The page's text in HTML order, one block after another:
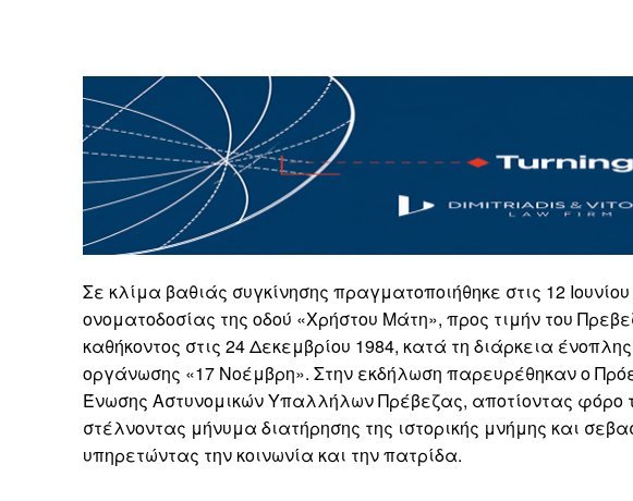
Σε κλίμα βαθιάς συγκίνησης πραγματοποιήθηκε στις 12
ονοματοδοσίας της οδού «Χρήστου Μάτη», προς τιμήν του
καθήκοντος στις 24 Δεκεμβρίου 1984, κατά τη διάρκεια
οργάνωσης «17 Νοέμβρη». Στην εκδήλωση παρευρέθηκαν ο
Ένωσης Αστυνομικών Υπαλλήλων Πρέβεζας, αποτίοντας φόρο
στέλνοντας μήνυμα διατήρησης της ιστορικής μνήμης και
υπηρετώντας την κοινωνία και την πατρίδα.